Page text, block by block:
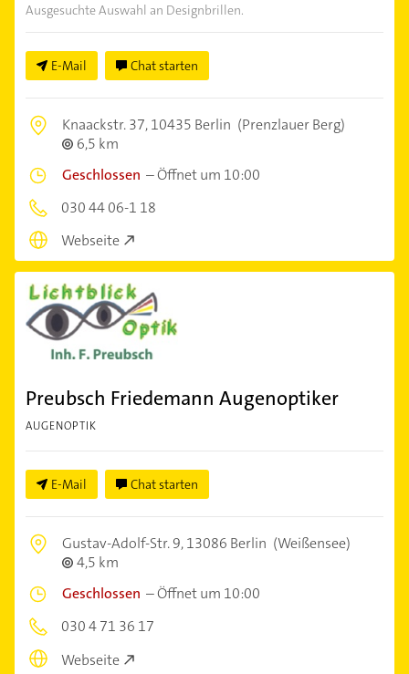
Ausgesuchte Auswahl an Designbrillen.
E-Mail Chat starten
Knaackstr. 37,10435 Berlin (Prenzlauer Berg)
6,5 km
Geschlossen –Öffnet um 10:00
030 44 06-1 18
Webseite
Preubsch Friedemann Augenoptiker
AUGENOPTIK
E-Mail Chat starten
Gustav-Adolf-Str. 9,13086 Berlin (Weißensee)
4,5 km
Geschlossen –Öffnet um 10:00
030 4 71 36 17
Webseite